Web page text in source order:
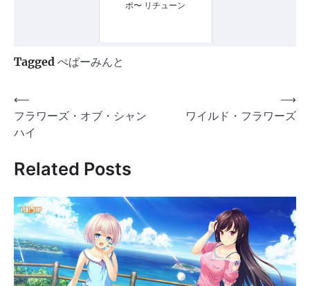
ポ〜 リチューン
Tagged ぺぱーみんと
投
稿
ナ
ビ
ー
シ
ョ
ン
⟵
フラワーズ・オブ・シャン
ハイ
ワイルド・フラワーズ
⟶
Related Posts